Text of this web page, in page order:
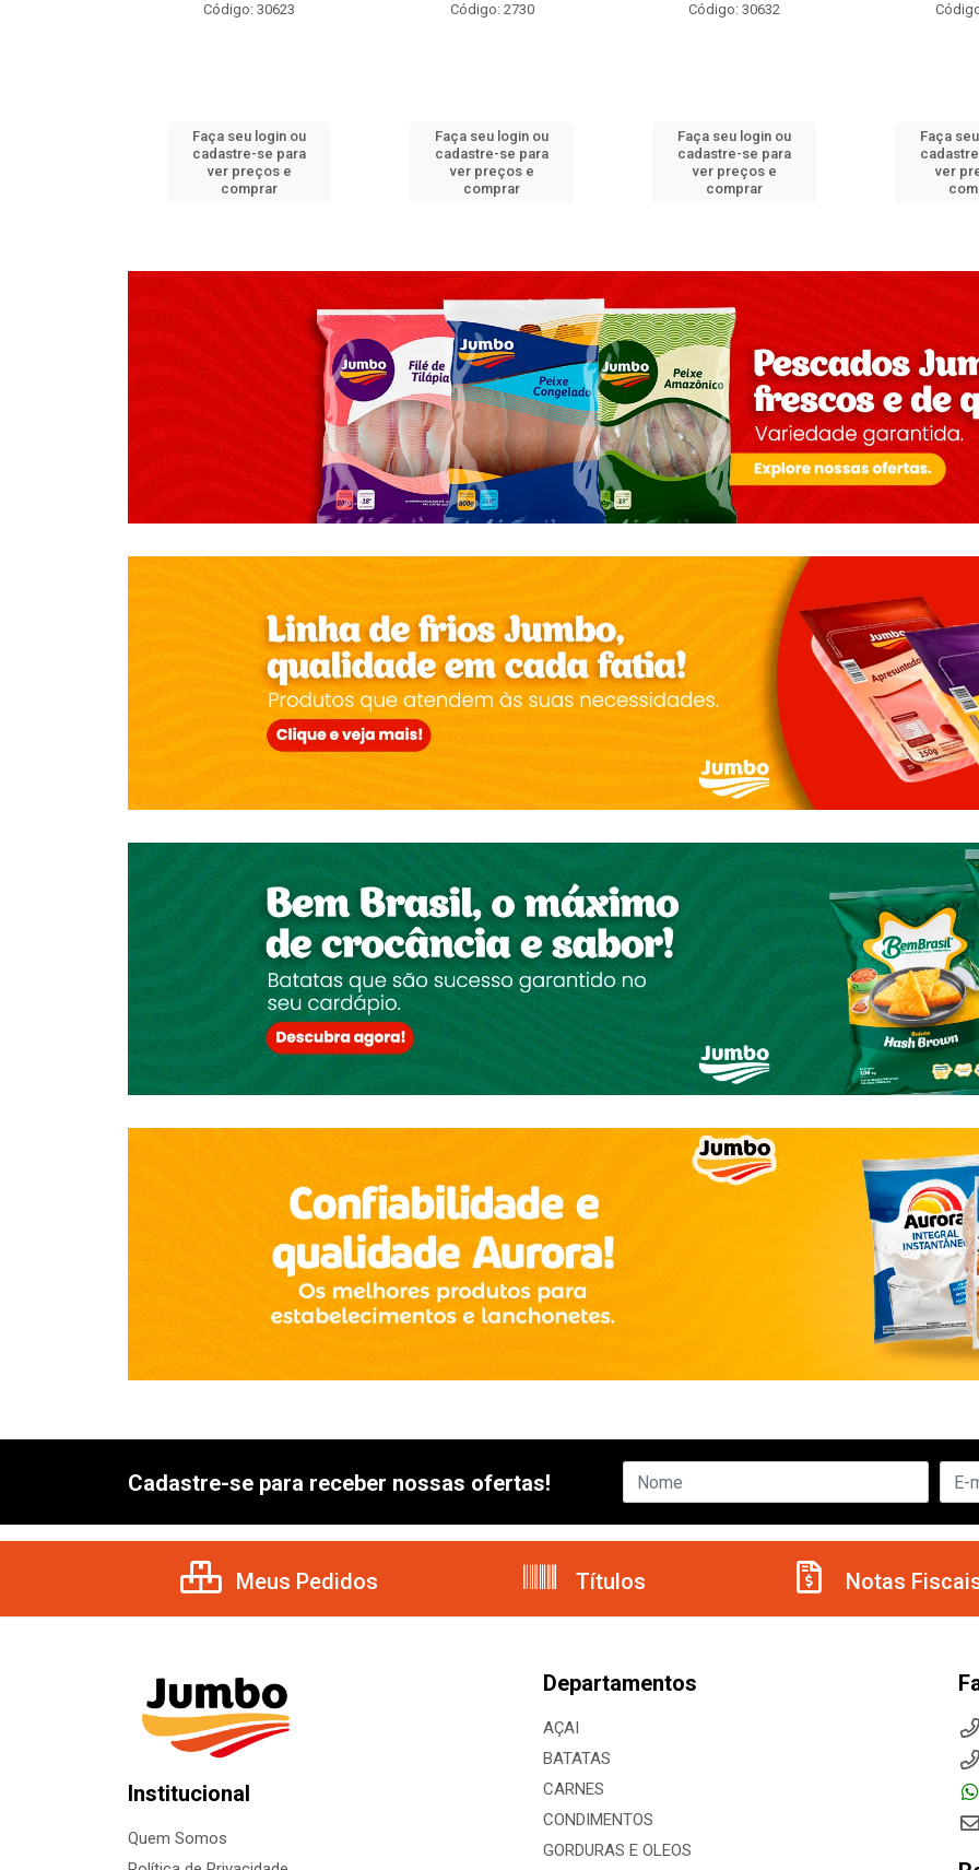
Código: 30623
Faça seu login ou
cadastre-se para
ver preços e
comprar
Código: 2730
Faça seu login ou
cadastre-se para
ver preços e
comprar
Código: 30632
Faça seu login ou
cadastre-se para
ver preços e
comprar
Faça
ver
Cadastre-se para receber nossas ofertas!
Meus Pedidos Títulos Notas
Institucional
Quem Somos
Departamentos
AÇAI
BATATAS
CARNES
CONDIMENTOS
GORDURAS E OLEOS